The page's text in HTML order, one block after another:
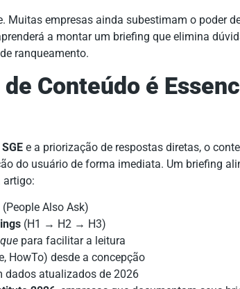
Muitas empresas ainda subestimam o poder
a montar um briefing que elimina
ranqueamento.
Conteúdo é
e a priorização de respostas diretas, o
do usuário de forma imediata. Um briefing
artigo:
Also Ask)
(H1 → H2 → H3)
para facilitar a leitura
HowTo) desde a concepção
dados atualizados de 2026